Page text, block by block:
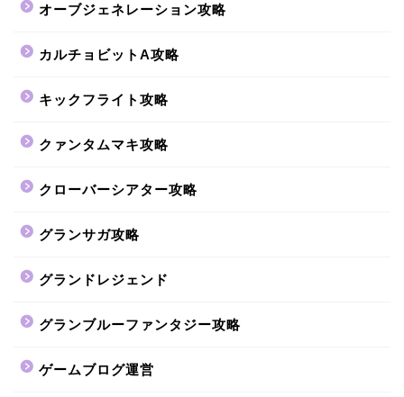
オーブジェネレーション攻略
カルチョビットA攻略
キックフライト攻略
クァンタムマキ攻略
クローバーシアター攻略
グランサガ攻略
グランドレジェンド
グランブルーファンタジー攻略
ゲームブログ運営